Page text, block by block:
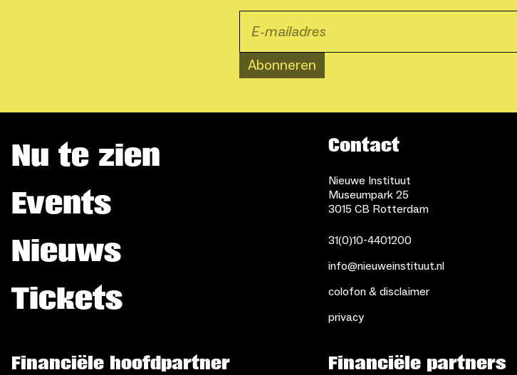
Abonneren
Nu te zien
Events
Nieuws
Tickets
Contact
Nieuwe Instituut
Museumpark 25
3015 CB Rotterdam
31(0)10-4401200
info@nieuweinstituut.nl
colofon & disclaimer
privacy
Financiële hoofdpartner Financiële partners